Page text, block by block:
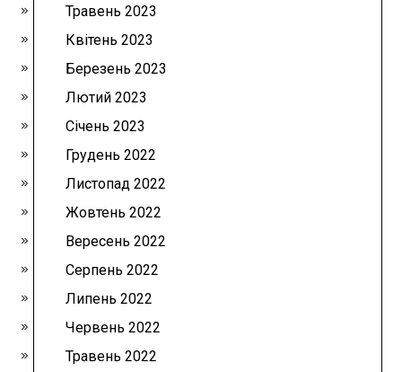
Травень 2023
Квітень 2023
Березень 2023
Лютий 2023
Січень 2023
Грудень 2022
Листопад 2022
Жовтень 2022
Вересень 2022
Серпень 2022
Липень 2022
Червень 2022
Травень 2022